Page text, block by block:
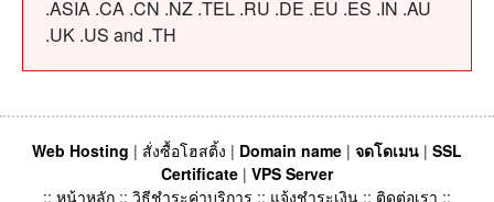
.ASIA .CA .CN .NZ .TEL .RU .DE .EU .ES .IN .AU
.UK .US and .TH
Web Hosting | สั่งซื้อโฮสติ้ง | Domain name | จดโดเมน | SSL
Certificate | VPS Server
:: หน้าหลัก :: วิธีชำระค่าบริการ :: แจ้งชำระเงิน :: ติดต่อเรา ::